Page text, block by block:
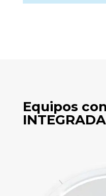
Equipos
INTEGRADA